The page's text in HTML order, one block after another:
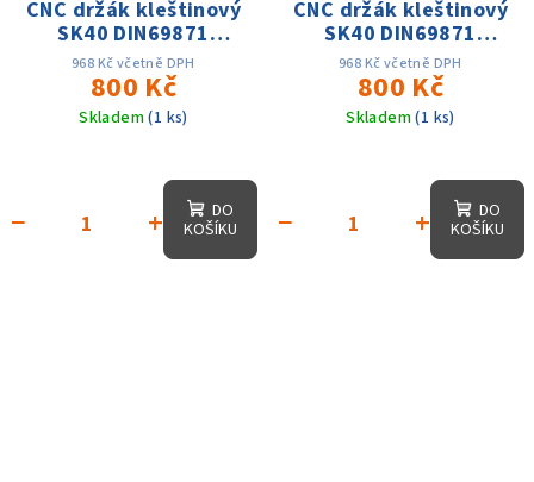
CNC držák kleštinový
SK40 DIN69871
ER16x100,D-22mm,
AD, 25 tis. otáček,
přes. 0.003
968 Kč včetně DPH
800 Kč
Skladem(1 ks)
+
−
DO
KOŠÍKU
CNC držák kleštinový
SK40 DIN69871
ER25x100,D1-35mm,
AD, 25 tis. otáček,
přes. 0.003
968 Kč včetně DPH
800 Kč
Skladem(1 ks)
+
−
DO
KOŠÍKU